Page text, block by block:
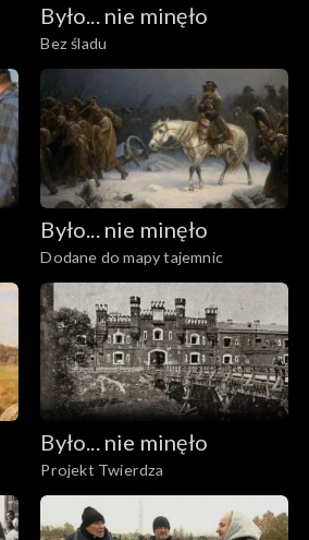
Było... nie minęło
Bez śladu
Było... nie minęło
Dodane do mapy tajemnic
Było... nie minęło
Projekt Twierdza